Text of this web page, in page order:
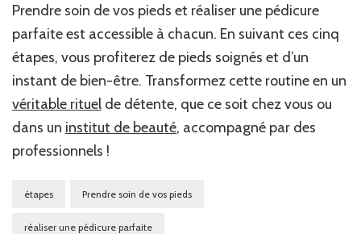
Prendre soin de vos pieds et réaliser une pédicure
parfaite est accessible à chacun. En suivant ces cinq
étapes, vous profiterez de pieds soignés et d’un
instant de bien-être. Transformez cette routine en un
véritable rituel de détente, que ce soit chez vous ou
dans un institut de beauté, accompagné par des
professionnels !
étapes Prendre soin de vos pieds
réaliser une pédicure parfaite